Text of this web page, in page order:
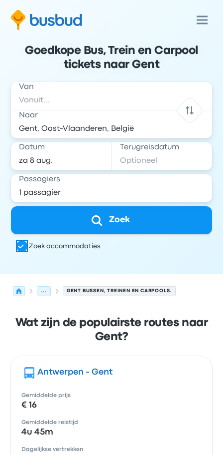
Goedkope Bus, Trein en Carpool
tickets naar Gent
Van
Naar
Datum Terugreisdatum
Passagiers
Zoek
Zoek accommodaties
... GENT BUSSEN, TREINEN EN CARPOOLS.
Wat zijn de populairste routes naar
Gent?
Antwerpen - Gent
Gemiddelde prijs
€ 16
Gemiddelde reistijd
4u 45m
Dagelijkse vertrekken